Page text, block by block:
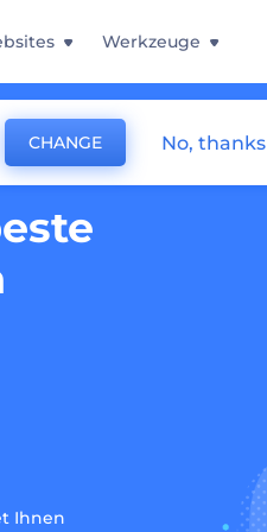
Werkzeuge
Ihnen
CHANGE No, thanks